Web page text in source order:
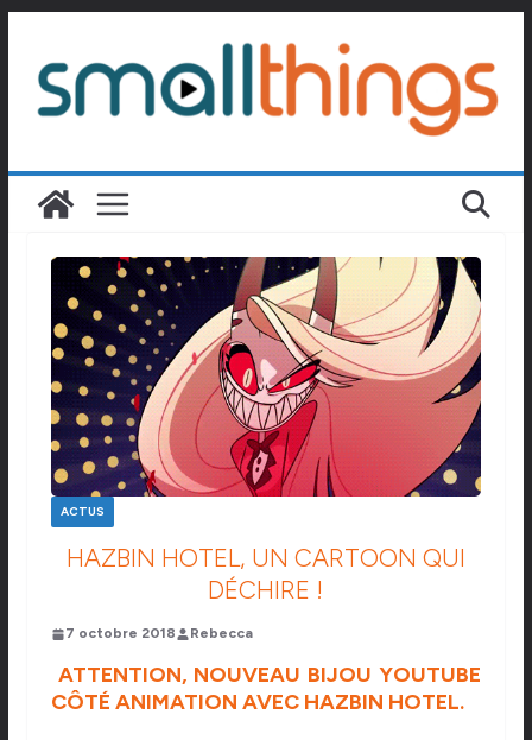
contenu
ACTUS
HAZBIN HOTEL, UN CARTOON QUI
DÉCHIRE !
7 octobre 2018 Rebecca
ATTENTION, NOUVEAU BIJOU YOUTUBE
CÔTÉ ANIMATION AVEC HAZBIN HOTEL.